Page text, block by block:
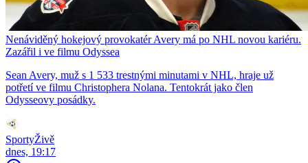
Nenáviděný hokejový provokatér Avery má po NHL novou kariéru.
Zazářil i ve filmu Odyssea
Sean Avery, muž s 1 533 trestnými minutami v NHL, hraje už
potřetí ve filmu Christophera Nolana. Tentokrát jako člen
Odysseovy posádky.
SportyŽivě
dnes, 19:17